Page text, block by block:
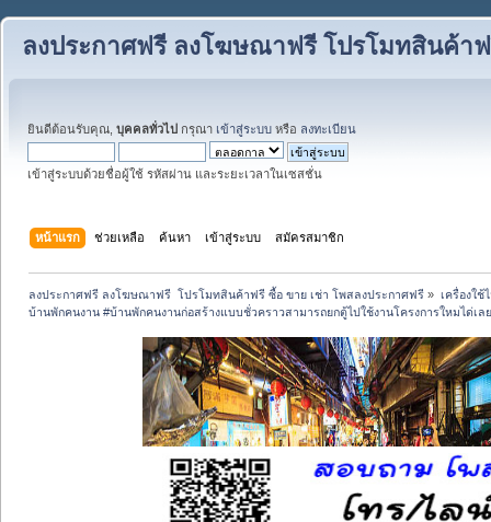
ลงประกาศฟรี ลงโฆษณาฟรี โปรโมทสินค้า
ยินดีต้อนรับคุณ, บุคคลทั่วไป กรุณา เข้าสู่ระบบ หรือ ลงทะเบียน
เข้าสู่ระบบด้วยชื่อผู้ใช้ รหัสผ่าน และระยะเวลาในเซสชั่น
หน้าแรก ช่วยเหลือ ค้นหา เข้าสู่ระบบ สมัครสมาชิก
ลงประกาศฟรี ลงโฆษณาฟรี  โปรโมทสินค้าฟรี ซื้อ ขาย เช่า โพสลงประกาศฟรี » เครื่องใ
บ้านพักคนงาน #บ้านพักคนงานก่อสร้างแบบชั่วคราวสามารถยกตู้ไปใช้งานโครงการใหมได่เล